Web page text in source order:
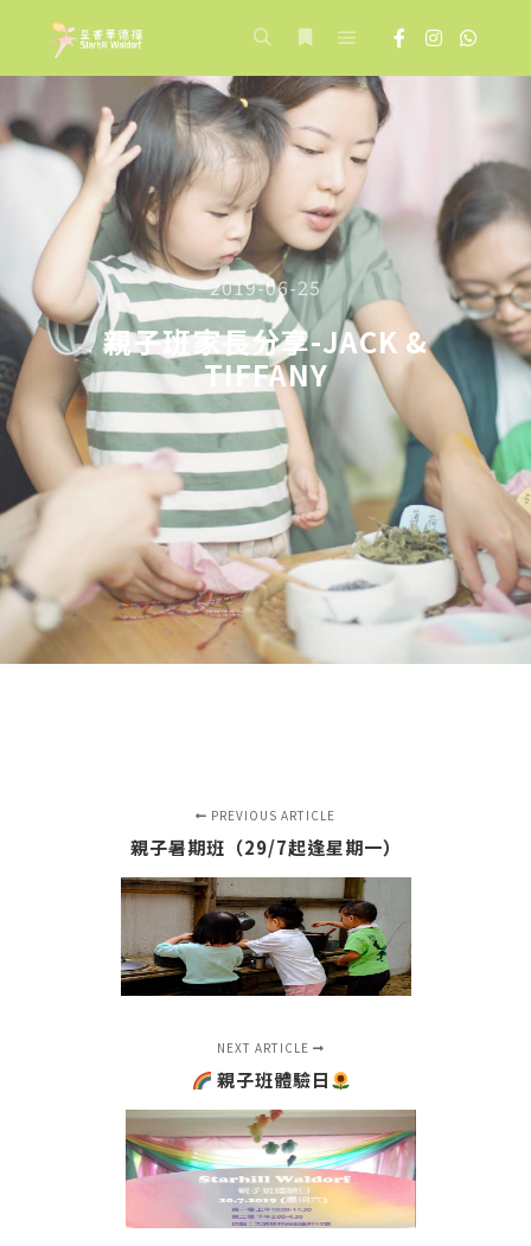
2019-06-25
親子班家長分享-JACK &
TIFFANY
PREVIOUS ARTICLE
親子暑期班（29/7起逢星期一）
NEXT ARTICLE
親子班體驗日